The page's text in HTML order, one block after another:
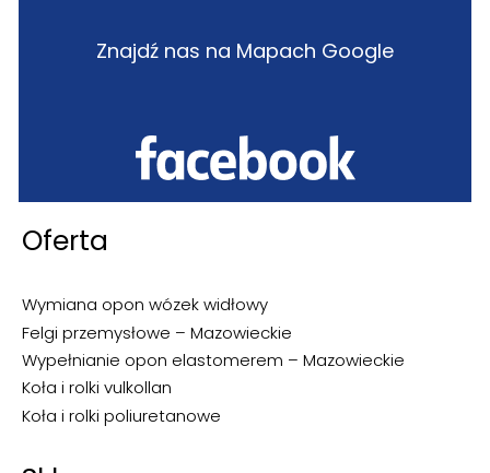
Znajdź nas na Mapach Google
Oferta
Wymiana opon wózek widłowy
Felgi przemysłowe – Mazowieckie
Wypełnianie opon elastomerem – Mazowieckie
Koła i rolki vulkollan
Koła i rolki poliuretanowe